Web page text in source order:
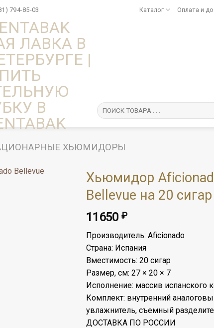
794-85-03 Каталог Оплата и
ХЬЮМИДОРЫ
Хьюмидор
Bellevue на 20 сигар
11650 ₽
Производитель: Aficionado
Страна: Испания
Вместимость: 20 сигар
Размер, см: 27 × 20 × 7
Исполнение: массив испанского
Комплект: внутренний
увлажнитель, съемный
ДОСТАВКА ПО РОССИИ